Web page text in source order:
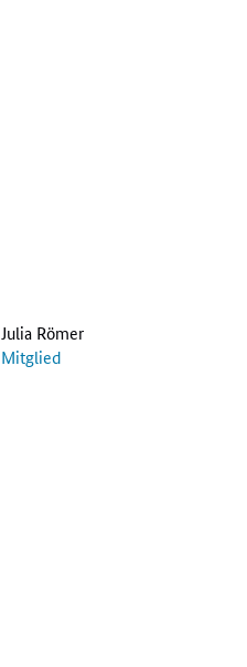
Julia Römer
Mitglied